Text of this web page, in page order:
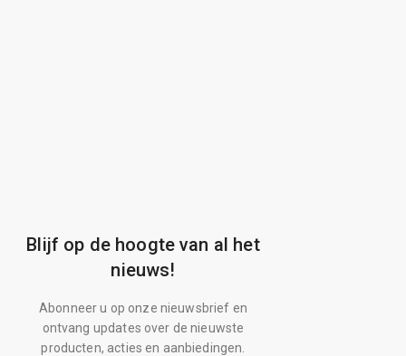
Blijf op de hoogte van al het
nieuws!
Abonneer u op onze nieuwsbrief en
ontvang updates over de nieuwste
producten, acties en aanbiedingen.